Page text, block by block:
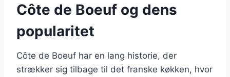
Côte de Boeuf og dens
popularitet
Côte de Boeuf har en lang historie, der
strækker sig tilbage til det franske køkken, hvor